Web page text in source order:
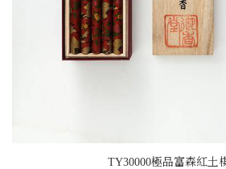
TY30000極品富森紅土